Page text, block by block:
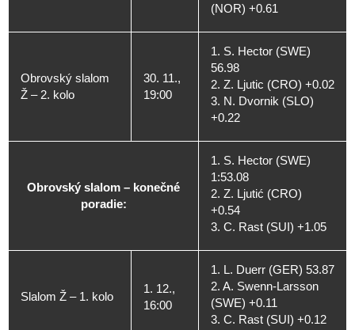
(NOR) +0.61
Obrovský slalom
Ž – 2. kolo
30. 11.,
19:00
1. S. Hector (SWE)
56.98
2. Z. Ljutic (CRO) +0.02
3. N. Dvornik (SLO)
+0.22
Obrovský slalom – konečné
poradie:
1. S. Hector (SWE)
1:53.08
2. Z. Ljutić (CRO)
+0.54
3. C. Rast (SUI) +1.05
Slalom Ž – 1. kolo
1. 12.,
16:00
1. L. Duerr (GER) 53.87
2. A. Swenn-Larsson
(SWE) +0.11
3. C. Rast (SUI) +0.12